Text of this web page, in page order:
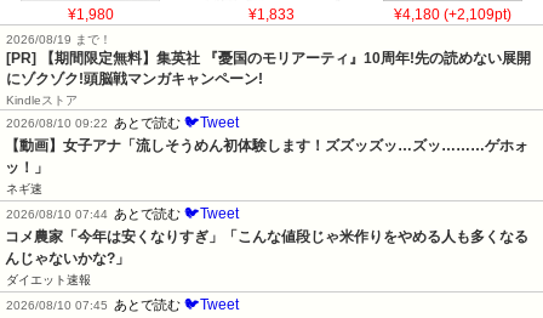
¥1,980 ¥1,833 ¥4,180 (+2,109pt)
2026/08/19 まで！
[PR] 【期間限定無料】集英社 『憂国のモリアーティ』10周年!先の読めない展開
にゾクゾク!頭脳戦マンガキャンペーン!
Kindleストア
2026/08/10 09:22
あとで読む 🐦Tweet
【動画】女子アナ「流しそうめん初体験します！ズズッズッ…ズッ………ゲホォ
ッ！」
ネギ速
2026/08/10 07:44 あとで読む 🐦Tweet
コメ農家「今年は安くなりすぎ」「こんな値段じゃ米作りをやめる人も多くなる
んじゃないかな?」
ダイエット速報
2026/08/10 07:45
あとで読む 🐦Tweet